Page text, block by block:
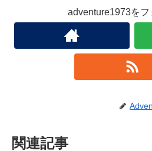
adventure1973をフ
関連記事